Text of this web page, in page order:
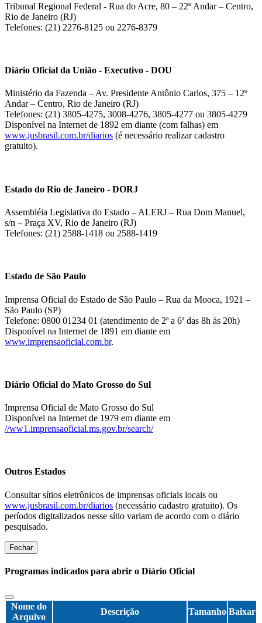
Tribunal Regional Federal - Rua do Acre, 80 – 22º Andar – Centro,
Rio de Janeiro (RJ)
Telefones: (21) 2276-8125 ou 2276-8379
Diário Oficial da União - Executivo - DOU
Ministério da Fazenda – Av. Presidente Antônio Carlos, 375 – 12º
Andar – Centro, Rio de Janeiro (RJ)
Telefones: (21) 3805-4275, 3008-4276, 3805-4277 ou 3805-4279
Disponível na Internet de 1892 em diante (com falhas) em
www.jusbrasil.com.br/diarios (é necessário realizar cadastro
gratuito).
Estado do Rio de Janeiro - DORJ
Assembléia Legislativa do Estado – ALERJ – Rua Dom Manuel,
s/n – Praça XV, Rio de Janeiro (RJ)
Telefones: (21) 2588-1418 ou 2588-1419
Estado de São Paulo
Imprensa Oficial do Estado de São Paulo – Rua da Mooca, 1921 –
São Paulo (SP)
Telefone: 0800 01234 01 (atendimento de 2ª a 6ª das 8h às 20h)
Disponível na Internet de 1891 em diante em
www.imprensaoficial.com.br.
Diário Oficial do Mato Grosso do Sul
Imprensa Oficial de Mato Grosso do Sul
Disponível na Internet de 1979 em diante em
//ww1.imprensaoficial.ms.gov.br/search/
Outros Estados
Consultar sítios eletrônicos de imprensas oficiais locais ou
www.jusbrasil.com.br/diarios (necessário cadastro gratuito). Os
períodos digitalizados nesse sítio variam de acordo com o diário
pesquisado.
Fechar
Programas indicados para abrir o Diário Oficial
Nome do
Arquivo
Descrição Tamanho Baixar